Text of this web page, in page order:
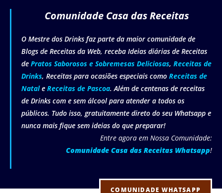
Comunidade Casa das Receitas
O Mestre dos Drinks faz parte da maior comunidade de
Blogs de Receitas da Web, receba Ideias diárias de Receitas
de Pratos Saborosos e Sobremesas Deliciosas, Receitas de
Drinks, Receitas para ocasiões especiais como Receitas de
Natale Receitas de Pascoa. Além de centenas de receitas
de Drinks com e sem álcool para atender a todos os
públicos. Tudo isso, gratuitamente direto do seu Whatsapp e
nunca mais fique sem ideias do que preparar!
Entre agora em Nossa Comunidade:
Comunidade Casa das Receitas Whatsapp!
COMUNIDADE WHATSAPP